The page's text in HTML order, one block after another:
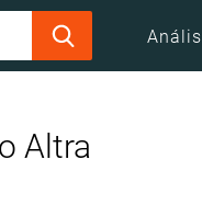
Altra